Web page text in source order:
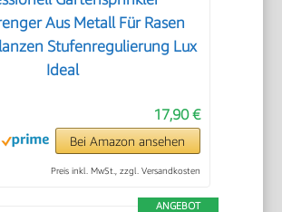
Aus Metall Für Rasen
Stufenregulierung Lux
Ideal
17,90 €
Bei Amazon ansehen
Preis inkl. MwSt., zzgl. Versandkosten
ANGEBOT